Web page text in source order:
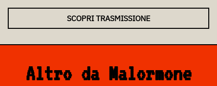
SCOPRI TRASMISSIONE
Altro da Malormone